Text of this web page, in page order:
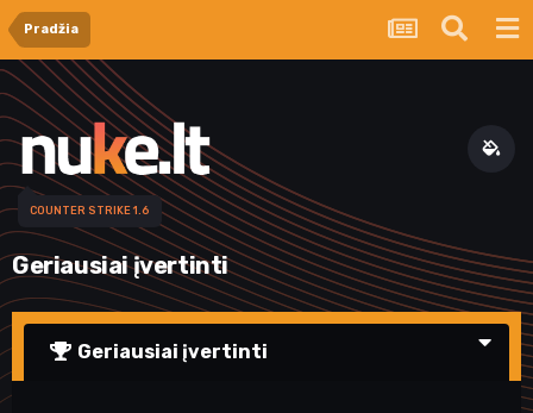
Pradžia
COUNTER STRIKE 1.6
Geriausiai įvertinti
Geriausiai įvertinti